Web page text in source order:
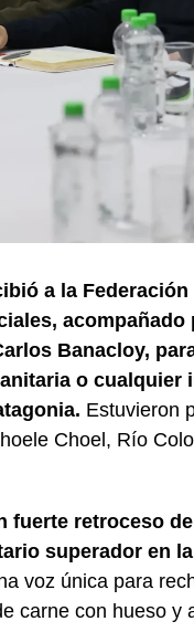
a la
Banacloy,
o cualquier
Estuvieron
Choel, Río
fuerte retroceso
superador en
voz única para
carne con hueso y